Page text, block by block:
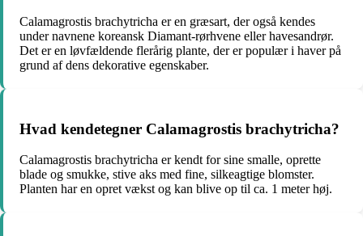
Calamagrostis brachytricha er en græsart, der også kendes
under navnene koreansk Diamant-rørhvene eller havesandrør.
Det er en løvfældende flerårig plante, der er populær i haver på
grund af dens dekorative egenskaber.
Hvad kendetegner Calamagrostis brachytricha?
Calamagrostis brachytricha er kendt for sine smalle, oprette
blade og smukke, stive aks med fine, silkeagtige blomster.
Planten har en opret vækst og kan blive op til ca. 1 meter høj.